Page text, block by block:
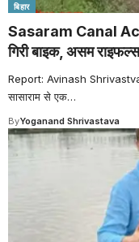
बिहार
Sasaram Canal
गिरी बाइक, असम
Report: Avinash
सासाराम से एक…
ByYoganand Shrivastava